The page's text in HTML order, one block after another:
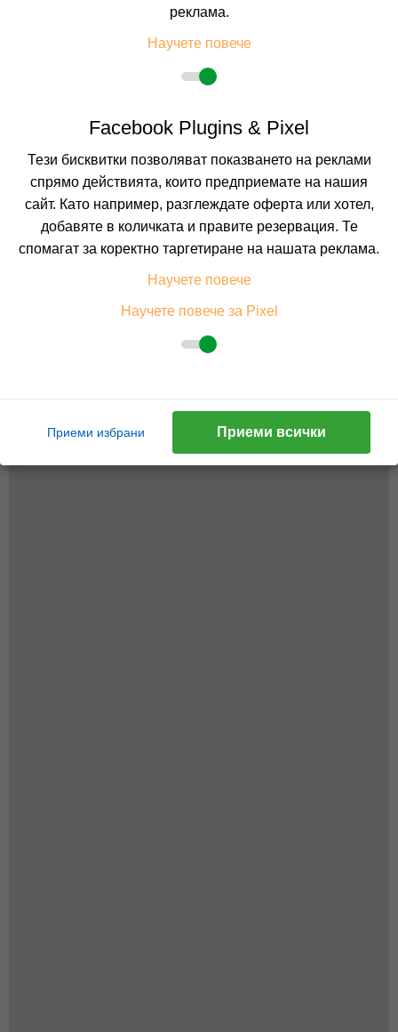
реклама.
Научете повече
Facebook Plugins & Pixel
Тези бисквитки позволяват показването на реклами
спрямо действията, които предприемате на нашия
сайт. Като например, разглеждате оферта или хотел,
добавяте в количката и правите резервация. Те
спомагат за коректно таргетиране на нашата реклама.
Научете повече
Научете повече за Pixel
Приеми избрани Приеми всички